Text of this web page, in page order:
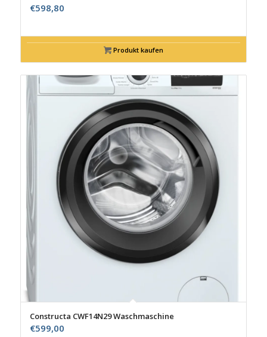
€598,80
Produkt kaufen
Constructa CWF14N29 Waschmaschine
€599,00